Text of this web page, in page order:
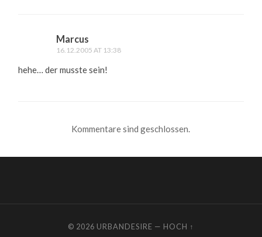
Marcus
16.12.2005 AT 13:38
hehe… der musste sein!
Kommentare sind geschlossen.
© 2026 URBANDESIRE — HOCH ↑